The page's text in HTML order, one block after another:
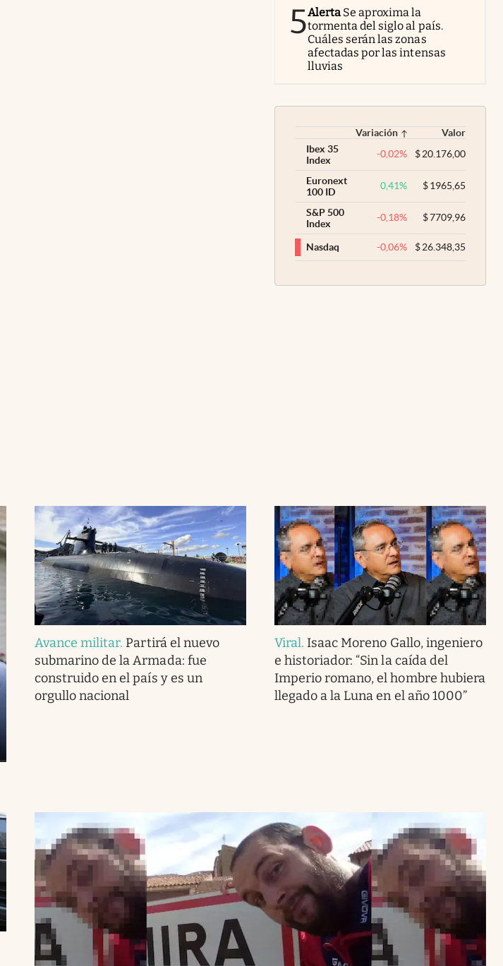
5Alerta Se aproxima la
tormenta del siglo al país.
Cuáles serán las zonas
afectadas por las intensas
lluvias
Variación
Valor
Ibex 35
Index
-0,02% $20.176,00
Euronext
100 ID
0,41% $1965,65
S&P 500
Index
-0,18% $7709,96
Nasdaq -0,06% $26.348,35
Avance militar. Partirá el nuevo
submarino de la Armada: fue
construido en el país y es un
orgullo nacional
Viral. Isaac Moreno Gallo, ingeniero
e historiador: “Sin la caída del
Imperio romano, el hombre hubiera
llegado a la Luna en el año 1000”